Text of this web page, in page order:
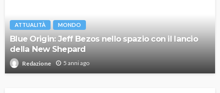
ATTUALITÀ MONDO
Blue Origin: Jeff Bezos nello spazio con il lancio
della New Shepard
Redazione 5 anni ago